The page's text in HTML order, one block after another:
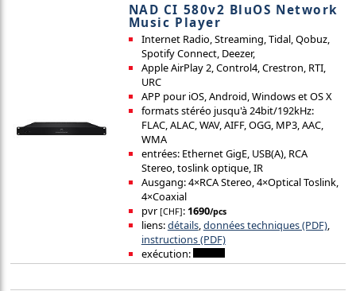
NAD CI 580v2 BluOS Network
Music Player
Internet Radio, Streaming, Tidal, Qobuz,
Spotify Connect, Deezer,
Apple AirPlay 2, Control4, Crestron, RTI,
URC
APP pour iOS, Android, Windows et OS X
formats stéréo jusqu'à 24bit/192kHz:
FLAC, ALAC, WAV, AIFF, OGG, MP3, AAC,
WMA
entrées: Ethernet GigE, USB(A), RCA
Stereo, toslink optique, IR
Ausgang: 4×RCA Stereo, 4×Optical Toslink,
4×Coaxial
pvr [CHF]: 1690/pcs
liens:détails,données techniques (PDF),
instructions (PDF)
exécution: